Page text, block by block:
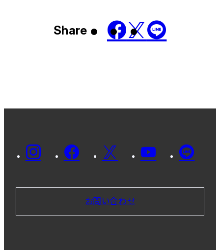
Share
お問い合わせ